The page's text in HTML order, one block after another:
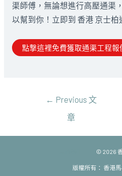
渠師傅，無論想進行高壓通渠
以幫到你！立即到 香港 京士柏
點撃這裡免費獲取通渠工程報
覽
← Previous 文
章
© 2026
版權所有： 香港